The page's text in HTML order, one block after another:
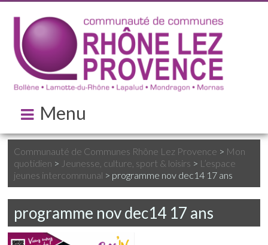
Menu
Communauté de Communes Rhône Lez Provence > Mon
quotidien > Jeunesse, culture, sport & loisirs > L’espace
jeunes intercommunal > programme nov dec14 17 ans
programme nov dec14 17 ans